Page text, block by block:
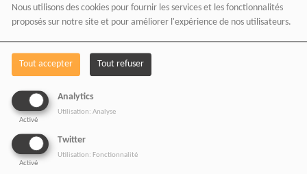
Nous utilisons des cookies pour fournir les services et les fonctionnalités
proposés sur notre site et pour améliorer l'expérience de nos utilisateurs.
Tout accepter Tout refuser
Analytics
Activé
Utilisation: Analyse
Twitter
Activé
Utilisation: Fonctionnalité